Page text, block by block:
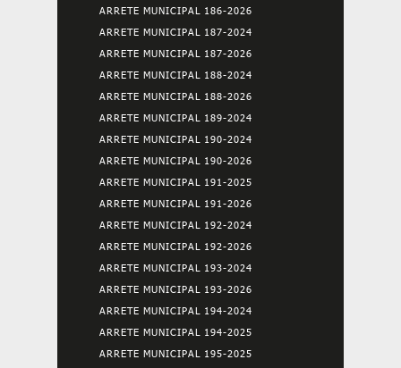
ARRETE MUNICIPAL 186-2026
ARRETE MUNICIPAL 187-2024
ARRETE MUNICIPAL 187-2026
ARRETE MUNICIPAL 188-2024
ARRETE MUNICIPAL 188-2026
ARRETE MUNICIPAL 189-2024
ARRETE MUNICIPAL 190-2024
ARRETE MUNICIPAL 190-2026
ARRETE MUNICIPAL 191-2025
ARRETE MUNICIPAL 191-2026
ARRETE MUNICIPAL 192-2024
ARRETE MUNICIPAL 192-2026
ARRETE MUNICIPAL 193-2024
ARRETE MUNICIPAL 193-2026
ARRETE MUNICIPAL 194-2024
ARRETE MUNICIPAL 194-2025
ARRETE MUNICIPAL 195-2025